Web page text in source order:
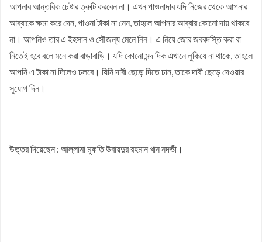
আপনার আন্তরিক চেষ্টার ত্রুটি করবেন না। এখন পাওনাদার যদি নিজের থেকে আপনার
আব্বাকে ক্ষমা করে দেন, পাওনা টাকা না নেন, তাহলে আপনার আব্বার কোনো দায় থাকবে
না। আপনিও তার এ ইহসান ও সৌজন্য মেনে নিন। এ নিয়ে জোর জবরদস্তি করা বা
নিতেই হবে বলে মনে করা বাড়াবাড়ি। যদি কোনো মন্দ দিক এখানে লুকিয়ে না থাকে, তাহলে
আপনি এ টাকা না দিলেও চলবে। যিনি দাবী ছেড়ে দিতে চান, তাকে দাবী ছেড়ে দেওয়ার
সুযোগ দিন।
উত্তর দিয়েছেন : আল্লামা মুফতি উবায়দুর রহমান খান নদভী।